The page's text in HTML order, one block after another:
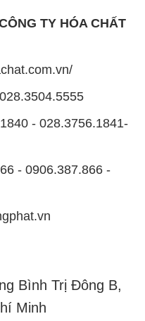
TY HÓA CHẤT
- 028.3756.1841-
- 0906.387.866 -
Bình Trị Đông B,
Minh